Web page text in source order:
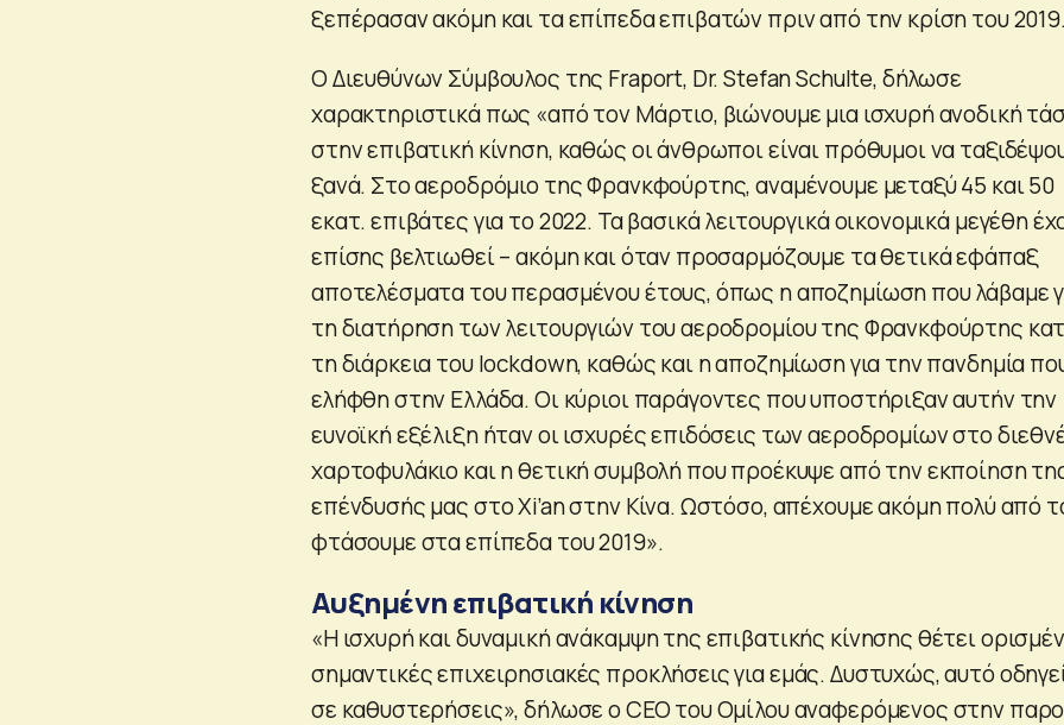
ξεπέρασαν ακόμη και τα επίπεδα επιβατών πριν από την κρίση του 2019.
Ο Διευθύνων Σύμβουλος της Fraport, Dr. Stefan Schulte, δήλωσε
χαρακτηριστικά πως «από τον Μάρτιο, βιώνουμε μια ισχυρή ανοδική
στην επιβατική κίνηση, καθώς οι άνθρωποι είναι πρόθυμοι να
ξανά. Στο αεροδρόμιο της Φρανκφούρτης, αναμένουμε μεταξύ 45 και 50
εκατ. επιβάτες για το 2022. Τα βασικά λειτουργικά οικονομικά μεγέθη
επίσης βελτιωθεί – ακόμη και όταν προσαρμόζουμε τα θετικά εφάπαξ
αποτελέσματα του περασμένου έτους, όπως η αποζημίωση που λάβαμε
τη διατήρηση των λειτουργιών του αεροδρομίου της Φρανκφούρτης
τη διάρκεια του lockdown, καθώς και η αποζημίωση για την πανδημία
ελήφθη στην Ελλάδα. Οι κύριοι παράγοντες που υποστήριξαν αυτήν την
ευνοϊκή εξέλιξη ήταν οι ισχυρές επιδόσεις των αεροδρομίων στο
χαρτοφυλάκιο και η θετική συμβολή που προέκυψε από την εκποίηση
επένδυσής μας στο Xi’an στην Κίνα. Ωστόσο, απέχουμε ακόμη πολύ από
φτάσουμε στα επίπεδα του 2019».
Αυξημένη επιβατική κίνηση
«Η ισχυρή και δυναμική ανάκαμψη της επιβατικής κίνησης θέτει
σημαντικές επιχειρησιακές προκλήσεις για εμάς. Δυστυχώς, αυτό
σε καθυστερήσεις», δήλωσε ο CEO του Ομίλου αναφερόμενος στην